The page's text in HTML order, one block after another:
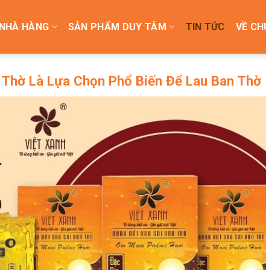
HÀNG SẢN PHẨM DUY TÂM TIN TỨC VỀ
Là Lựa Chọn Phổ Biến Để Lau Ban Thờ